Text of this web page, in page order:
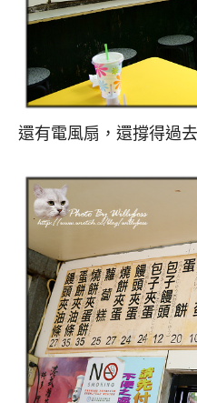
還有電風扇，還撐得過